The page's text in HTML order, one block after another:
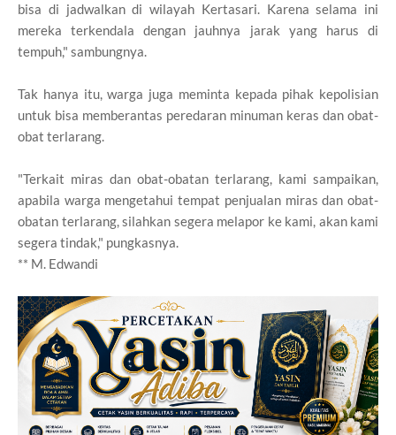
bisa di jadwalkan di wilayah Kertasari. Karena selama ini
mereka terkendala dengan jauhnya jarak yang harus di
tempuh," sambungnya.
Tak hanya itu, warga juga meminta kepada pihak kepolisian
untuk bisa memberantas peredaran minuman keras dan obat-
obat terlarang.
"Terkait miras dan obat-obatan terlarang, kami sampaikan,
apabila warga mengetahui tempat penjualan miras dan obat-
obatan terlarang, silahkan segera melapor ke kami, akan kami
segera tindak," pungkasnya.
** M. Edwandi